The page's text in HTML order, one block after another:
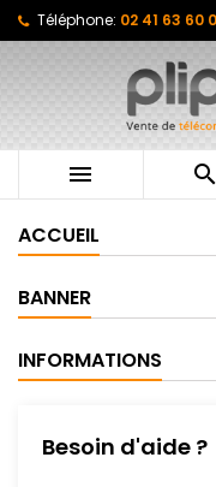
Téléphone: 02 41 63 60
 
ACCUEIL
BANNER
INFORMATIONS
Besoin d'aide ?